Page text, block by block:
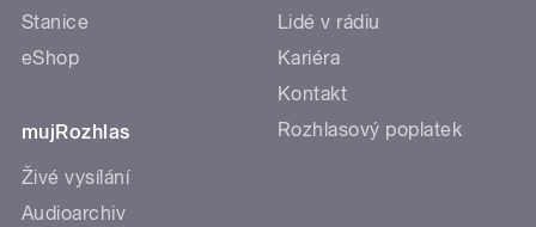
Stanice
eShop
mujRozhlas
Živé vysílání
Audioarchiv
Lidé v rádiu
Kariéra
Kontakt
Rozhlasový poplatek